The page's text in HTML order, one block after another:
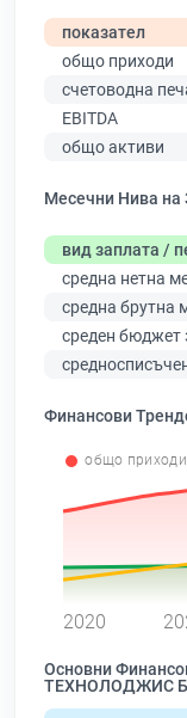
показател
общо приходи
счетоводна
EBITDA
общо активи
Месечни Нива на
вид заплата /
средна нетна
средна брутна
среден бюджет
Финансови
общо приходи
2020
Основни
ТЕХНОЛОДЖИС